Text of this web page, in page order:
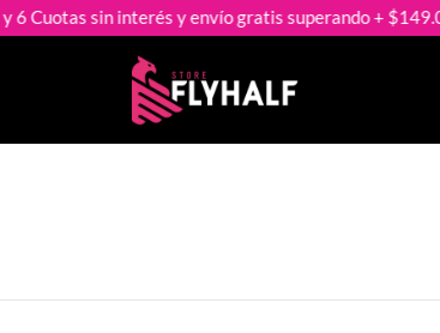
sin interés y envío gratis superando + $149.000 🔥